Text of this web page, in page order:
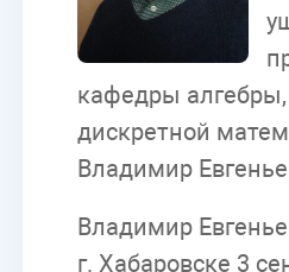
кафедры
дискретной
Владимир
Владимир
г. Хабаровске 3